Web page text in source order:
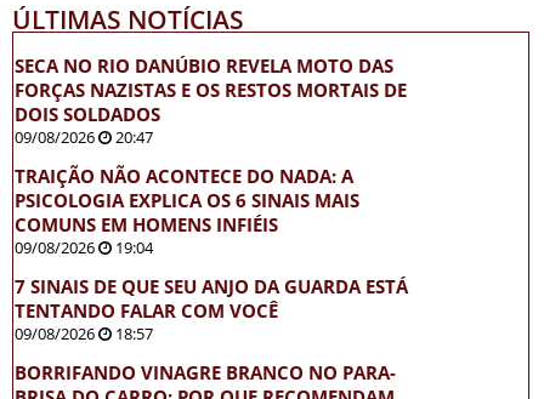
ÚLTIMAS NOTÍCIAS
SECA NO RIO DANÚBIO REVELA MOTO DAS
FORÇAS NAZISTAS E OS RESTOS MORTAIS DE
DOIS SOLDADOS
09/08/2026 20:47
TRAIÇÃO NÃO ACONTECE DO NADA: A
PSICOLOGIA EXPLICA OS 6 SINAIS MAIS
COMUNS EM HOMENS INFIÉIS
09/08/2026 19:04
7 SINAIS DE QUE SEU ANJO DA GUARDA ESTÁ
TENTANDO FALAR COM VOCÊ
09/08/2026 18:57
BORRIFANDO VINAGRE BRANCO NO PARA-